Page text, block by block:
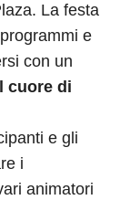
La festa
e
con un
cuore di
e gli
i
animatori